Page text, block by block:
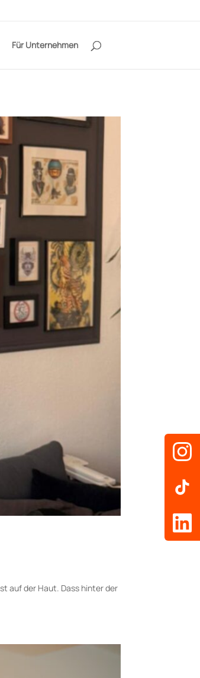
Für Unternehmen
auf der Haut. Dass hinter der